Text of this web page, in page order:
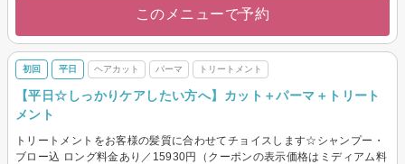
このメニューで予約
初回 平日 ヘアカット パーマ トリートメント
【平日☆しっかりケアしたい方へ】カット＋パーマ＋トリート
メント
トリートメントをお客様の髪質に合わせてチョイスします☆シャンプー・
ブロー込 ロング料金あり／15930円（クーポンの表示価格はミディアム料